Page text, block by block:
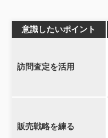
意識したいポイント
訪問査定を活用
販売戦略を練る